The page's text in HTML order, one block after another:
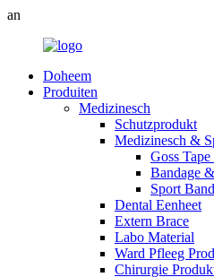
an
Doheem
Produiten
Medizinesch
Schutzprodukt
Medizinesch &
Goss
Bandage
Sport
Dental Eenheet
Extern Brace
Labo Material
Ward Pfleeg
Chirurgie